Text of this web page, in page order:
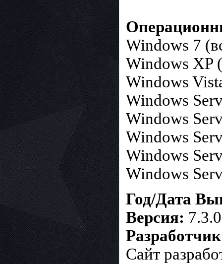
Windows 7
Windows XP
Windows
Windows
Windows
Windows
Windows
Windows
Год/Дата
Версия:
Сайт